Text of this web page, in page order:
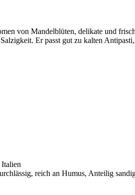
von Mandelblüten, delikate und
Er passt gut zu kalten
sehr durchlässig, reich an